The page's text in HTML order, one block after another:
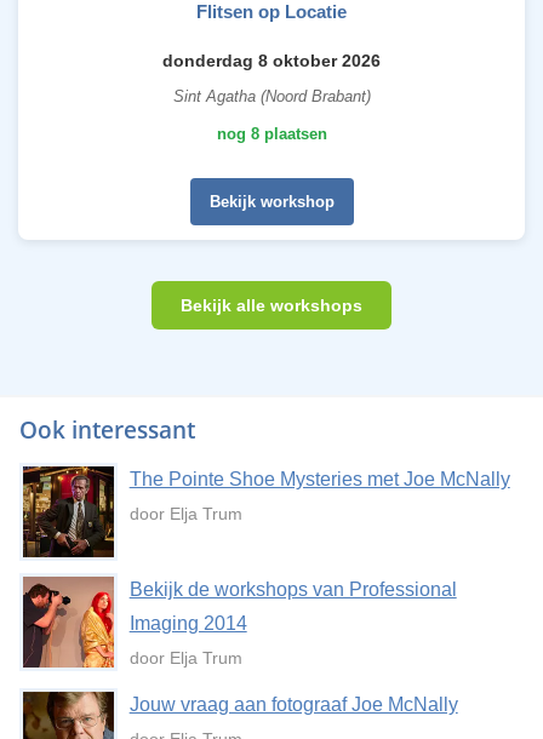
Flitsen op Locatie
donderdag 8 oktober 2026
Sint Agatha (Noord Brabant)
nog 8 plaatsen
Bekijk workshop
Bekijk alle workshops
Ook interessant
The Pointe Shoe Mysteries met Joe McNally
door Elja Trum
Bekijk de workshops van Professional
Imaging 2014
door Elja Trum
Jouw vraag aan fotograaf Joe McNally